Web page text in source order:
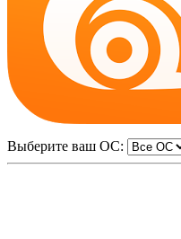
Выберите ваш ОС: